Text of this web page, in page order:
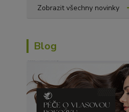
Zobrazit všechny novinky
Blog